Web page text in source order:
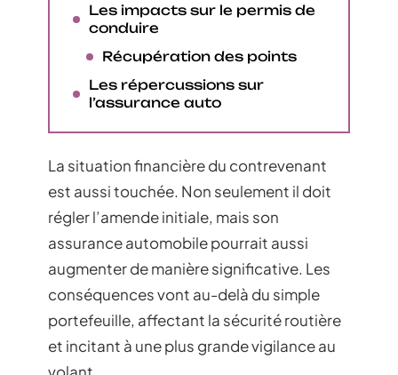
Les impacts sur le permis de
conduire
Récupération des points
Les répercussions sur
l’assurance auto
La situation financière du contrevenant
est aussi touchée. Non seulement il doit
régler l’amende initiale, mais son
assurance automobile pourrait aussi
augmenter de manière significative. Les
conséquences vont au-delà du simple
portefeuille, affectant la sécurité routière
et incitant à une plus grande vigilance au